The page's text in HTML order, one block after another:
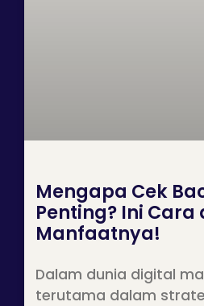
Mengapa Cek
Penting? Ini Cara
Manfaatnya!
Dalam dunia digital
terutama dalam